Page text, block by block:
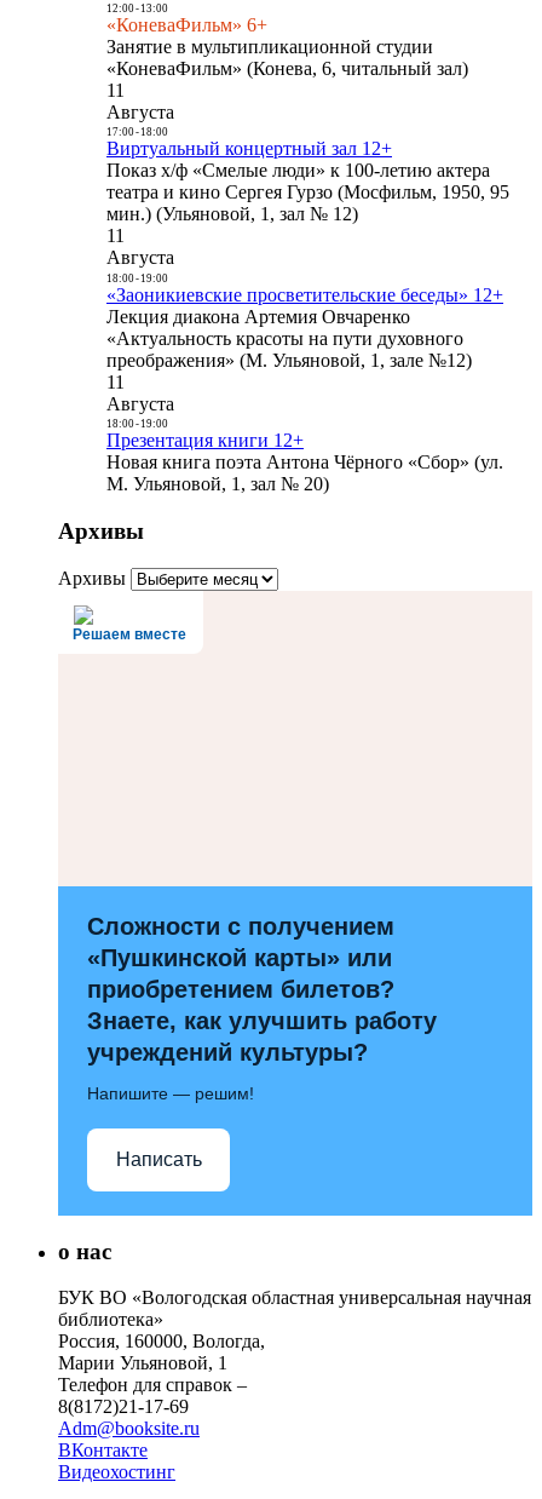
12:00- 13:00
«КоневаФильм» 6+
Занятие в мультипликационной студии
«КоневаФильм» (Конева, 6, читальный зал)
11
Августа
17:00- 18:00
Виртуальный концертный зал 12+
Показ х/ф «Смелые люди» к 100-летию актера
театра и кино Сергея Гурзо (Мосфильм, 1950, 95
мин.) (Ульяновой, 1, зал № 12)
11
Августа
18:00- 19:00
«Заоникиевские просветительские беседы» 12+
Лекция диакона Артемия Овчаренко
«Актуальность красоты на пути духовного
преображения» (М. Ульяновой, 1, зале №12)
11
Августа
18:00- 19:00
Презентация книги 12+
Новая книга поэта Антона Чёрного «Сбор» (ул.
М. Ульяновой, 1, зал № 20)
Архивы
Архивы
Решаем вместе
Сложности с получением
«Пушкинской карты» или
приобретением билетов?
Знаете, как улучшить работу
учреждений культуры?
Напишите — решим!
Написать
о нас
БУК ВО «Вологодская областная универсальная научная
библиотека»
Россия, 160000, Вологда,
Марии Ульяновой, 1
Телефон для справок –
8(8172)21-17-69
Adm@booksite.ru
ВКонтакте
Видеохостинг